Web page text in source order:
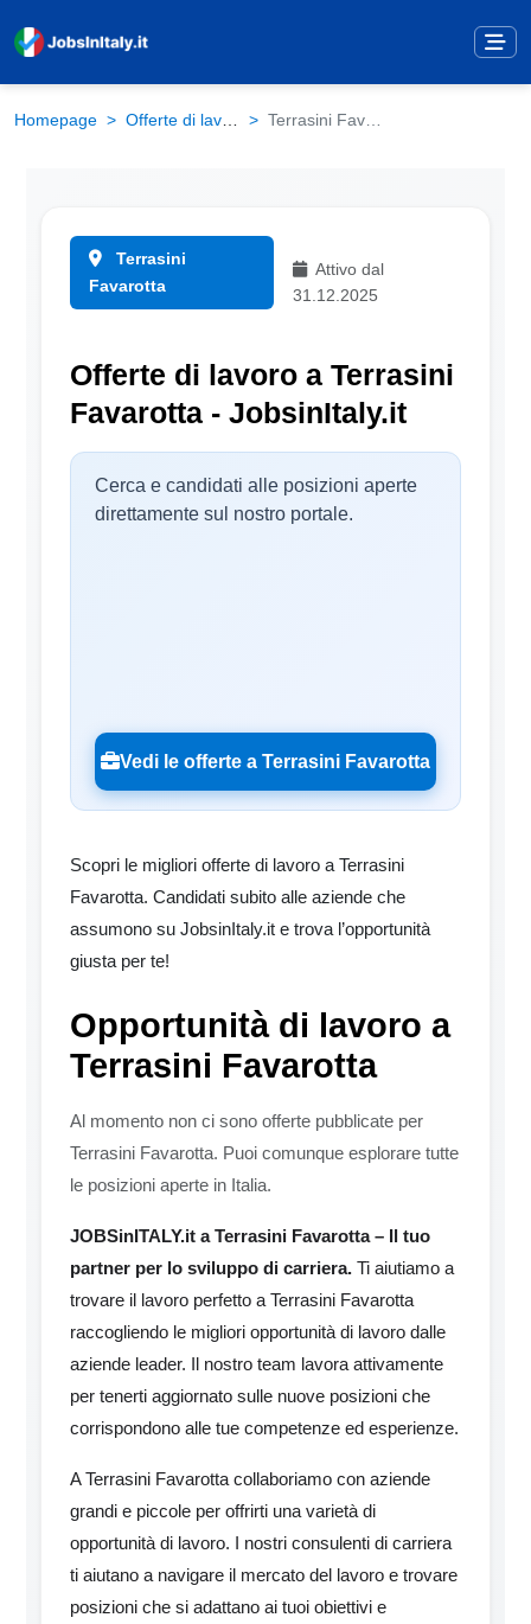
Homepage Offerte di lavoro Terrasini Favarotta
Terrasini
Favarotta
Attivo dal
31.12.2025
Offerte di lavoro a Terrasini
Favarotta - JobsinItaly.it
Cerca e candidati alle posizioni aperte
direttamente sul nostro portale.
Vedi le offerte a Terrasini Favarotta
Scopri le migliori offerte di lavoro a Terrasini
Favarotta. Candidati subito alle aziende che
assumono su JobsinItaly.it e trova l’opportunità
giusta per te!
Opportunità di lavoro a
Terrasini Favarotta
Al momento non ci sono offerte pubblicate per
Terrasini Favarotta. Puoi comunque esplorare tutte
le posizioni aperte in Italia.
JOBSinITALY.it a Terrasini Favarotta – Il tuo
partner per lo sviluppo di carriera. Ti aiutiamo a
trovare il lavoro perfetto a Terrasini Favarotta
raccogliendo le migliori opportunità di lavoro dalle
aziende leader. Il nostro team lavora attivamente
per tenerti aggiornato sulle nuove posizioni che
corrispondono alle tue competenze ed esperienze.
A Terrasini Favarotta collaboriamo con aziende
grandi e piccole per offrirti una varietà di
opportunità di lavoro. I nostri consulenti di carriera
ti aiutano a navigare il mercato del lavoro e trovare
posizioni che si adattano ai tuoi obiettivi e